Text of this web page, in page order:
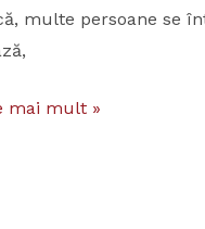
multe persoane se
mai mult »